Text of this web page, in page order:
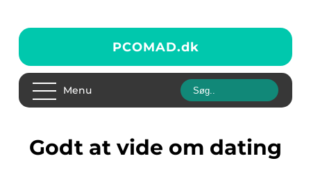
PCOMAD.dk
Menu
Godt at vide om dating